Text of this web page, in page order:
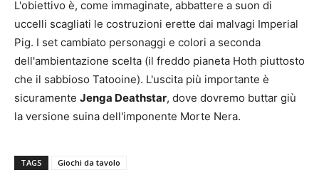
L'obiettivo è, come immaginate, abbattere a suon di
uccelli scagliati le costruzioni erette dai malvagi Imperial
Pig. I set cambiato personaggi e colori a seconda
dell'ambientazione scelta (il freddo pianeta Hoth piuttosto
che il sabbioso Tatooine). L'uscita più importante è
sicuramente Jenga Deathstar, dove dovremo buttar giù
la versione suina dell'imponente Morte Nera.
TAGS Giochi da tavolo